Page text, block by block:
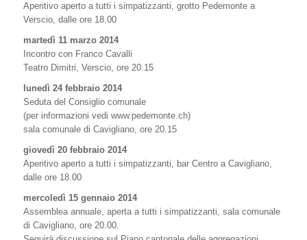
Aperitivo aperto a tutti i simpatizzanti, grotto Pedemonte a
Verscio, dalle ore 18.00
martedì 11 marzo 2014
Incontro con Franco Cavalli
Teatro Dimitri, Verscio, ore 20.15
lunedì 24 febbraio 2014
Seduta del Consiglio comunale
(per informazioni vedi www.pedemonte.ch)
sala comunale di Cavigliano, ore 20.15
giovedì 20 febbraio 2014
Aperitivo aperto a tutti i simpatizzanti, bar Centro a Cavigliano,
dalle ore 18.00
mercoledì 15 gennaio 2014
Assemblea annuale, aperta a tutti i simpatizzanti, sala comunale
di Cavigliano, ore 20.00.